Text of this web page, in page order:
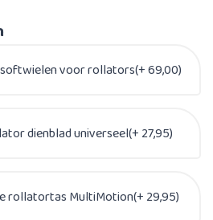
voor rollators(+ 69,00)
dienblad universeel(+ 27,95)
rollatortas MultiMotion(+ 29,95)